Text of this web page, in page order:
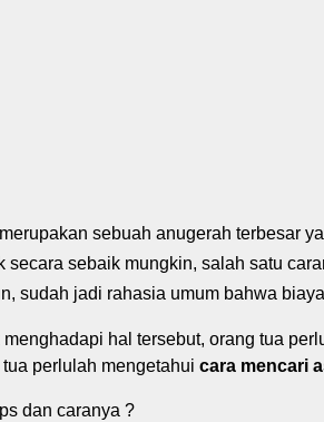
sebuah anugerah terbesar
secara sebaik mungkin, salah satu
sudah jadi rahasia umum bahwa
menghadapi hal tersebut, orang tua
perlulah mengetahui cara mencari
ps dan caranya ?